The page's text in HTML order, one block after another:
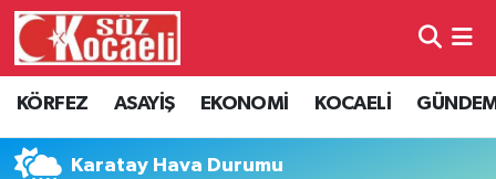
KÖRFEZ ASAYİŞ EKONOMİ KOCAELİ
Karatay Hava Durumu
Kocaeli Hava Durumu